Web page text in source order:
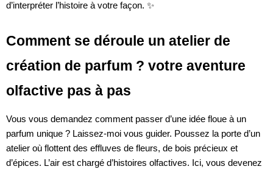
d’interpréter l’histoire à votre façon. ✨
Comment se déroule un atelier de
création de parfum ? votre aventure
olfactive pas à pas
Vous vous demandez comment passer d’une idée floue à un
parfum unique ? Laissez-moi vous guider. Poussez la porte d’un
atelier où flottent des effluves de fleurs, de bois précieux et
d’épices. L’air est chargé d’histoires olfactives. Ici, vous devenez